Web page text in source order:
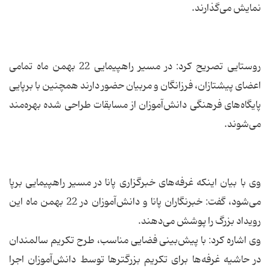
نمایش می‌گذارند.
روستایی تصریح کرد: در مسیر راهپیمایی 22 بهمن ماه تمامی
اعضای پیشتازان، فرزانگان و مربیان حضور دارند همچنین با برپایی
پایگاه‌های فرهنگی دانش‌آموزان از مسابقات طراحی شده بهره‌مند
می‌شوند.
وی با بیان اینکه غرفه‌های خبرگزاری پانا در مسیر راهپیمایی برپا
می‌شود، گفت: خبرنگاران پانا و دانش‌آموزان در 22 بهمن ماه این
رویداد بزرگ را پوشش می‌دهند.
وی اشاره کرد: با پیش‌بینی فضایی مناسب، طرح تکریم سالمندان
در حاشیه غرفه‌ها برای تکریم بزرگترها توسط دانش‌آموزان اجرا